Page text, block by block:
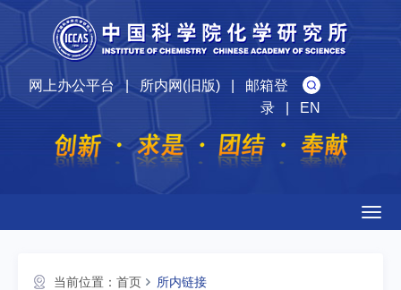
网上办公平台|所内网(旧版)| 邮箱登
录| EN
当前位置： 首页 所内链接